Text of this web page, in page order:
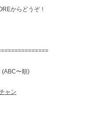
からどうぞ！
(ABC〜順)
ャン